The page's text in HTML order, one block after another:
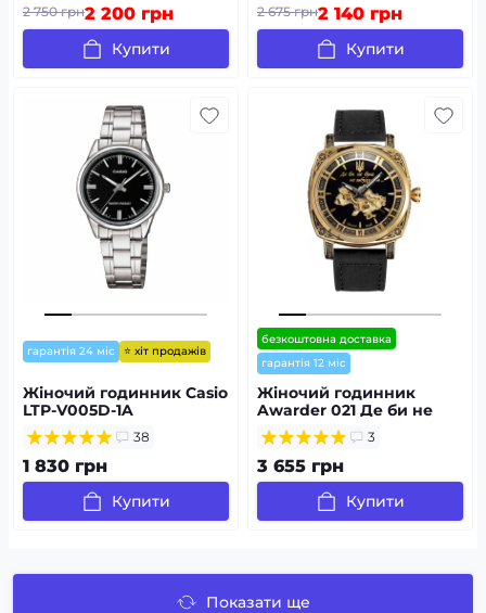
2 750 грн2 200 грн
Купити
2 675 грн2 140 грн
Купити
гарантія 24 міс ⭐ хіт продажів
Жіночий годинник Casio
LTP-V005D-1A
38
1 830 грн
Купити
безкоштовна доставка
гарантія 12 міс
Жіночий годинник
Awarder 021 Де би не
була Gold-Black-Black
3
3 655 грн
Купити
Показати ще